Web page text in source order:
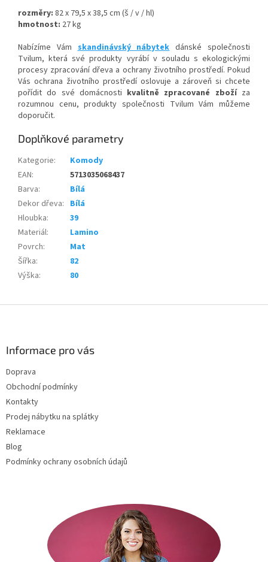
rozměry: 82 x 79,5 x 38,5 cm (š / v / hl)
hmotnost: 27 kg
Nabízíme Vám skandinávský nábytek dánské společnosti
Tvilum, která své produkty vyrábí v souladu s ekologickými
procesy zpracování dřeva a ochrany životního prostředí. Pokud
Vás ochrana životního prostředí oslovuje a zároveň si chcete
pořídit do své domácnosti kvalitně zpracované zbožíza
rozumnou cenu, produkty společnosti Tvilum Vám můžeme
doporučit.
Doplňkové parametry
Kategorie:
Komody
EAN:
5713035068437
Barva:
Bílá
Dekor dřeva: Bílá
Hloubka:
39
Materiál:
Lamino
Povrch:
Mat
Šířka:
82
Výška: 80
Informace pro vás
Doprava
Obchodní podmínky
Kontakty
Prodej nábytku na splátky
Reklamace
Blog
Podmínky ochrany osobních údajů